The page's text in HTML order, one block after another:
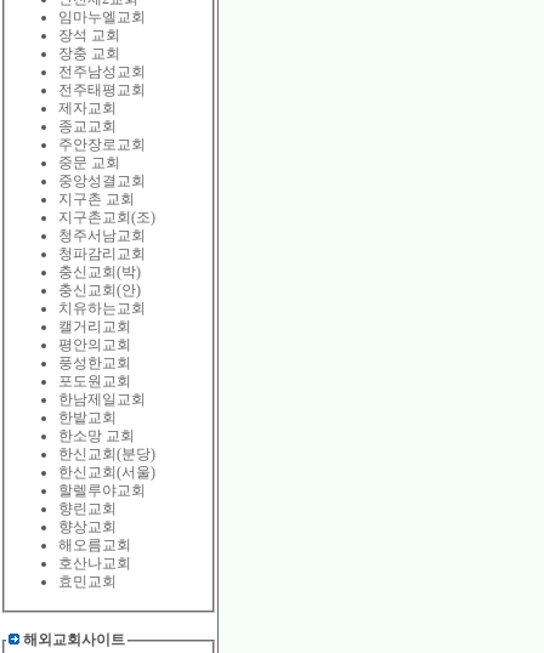
임마누엘교회
장석 교회
장충 교회
전주남성교회
전주태평교회
제자교회
종교교회
주안장로교회
중문 교회
중앙성결교회
지구촌 교회
지구촌교회(조)
청주서남교회
청파감리교회
충신교회(박)
충신교회(안)
치유하는교회
캘거리교회
평안의교회
풍성한교회
포도원교회
한남제일교회
한밭교회
한소망 교회
한신교회(분당)
한신교회(서울)
할렐루야교회
향린교회
향상교회
해오름교회
호산나교회
효민교회
해외교회사이트